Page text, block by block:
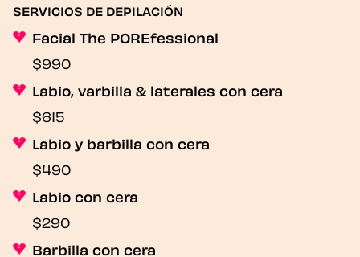
SERVICIOS DE DEPILACIÓN
Facial The POREfessional
$990
Labio, varbilla & laterales con cera
$615
Labio y barbilla con cera
$490
Labio con cera
$290
Barbilla con cera